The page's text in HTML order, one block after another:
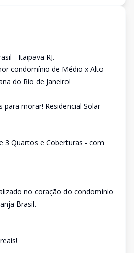
- Itaipava RJ.
condomínio de Médio x Alto
do Rio de Janeiro!
morar! Residencial Solar
3 Quartos e Coberturas - com
no coração do condomínio
Brasil.